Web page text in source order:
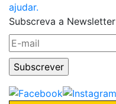
ajudar.
Subscreva a Newsletter